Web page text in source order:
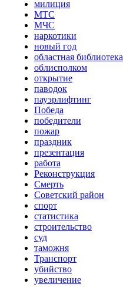
милиция
МТС
МЧС
наркотики
новый год
областная библиотека
облисполком
открытие
паводок
пауэрлифтинг
Победа
победители
пожар
праздник
презентация
работа
Реконструкция
Смерть
Советский район
спорт
статистика
строительство
суд
таможня
Транспорт
убийство
увеличение